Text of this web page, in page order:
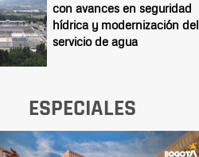
con avances en seguridad
hídrica y modernización del
servicio de agua
ESPECIALES